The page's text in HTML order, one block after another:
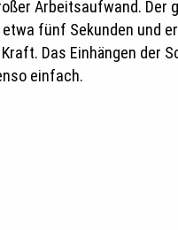
Arbeitsaufwand. Der
fünf Sekunden und
Das Einhängen der
einfach.